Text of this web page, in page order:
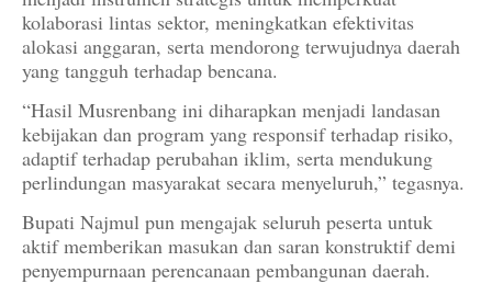
kolaborasi lintas sektor, meningkatkan efektivitas
alokasi anggaran, serta mendorong terwujudnya daerah
yang tangguh terhadap bencana.
“Hasil Musrenbang ini diharapkan menjadi landasan
kebijakan dan program yang responsif terhadap risiko,
adaptif terhadap perubahan iklim, serta mendukung
perlindungan masyarakat secara menyeluruh,” tegasnya.
Bupati Najmul pun mengajak seluruh peserta untuk
aktif memberikan masukan dan saran konstruktif demi
penyempurnaan perencanaan pembangunan daerah.